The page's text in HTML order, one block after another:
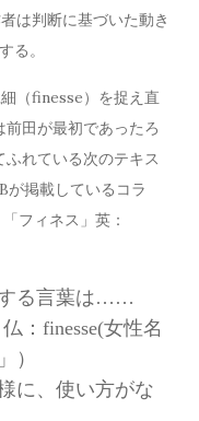
は判断に基づいた動き
る。
（finesse）を捉え直
田が最初であったろ
れている次のテキス
掲載しているコラ
フィネス」英：
する言葉は……
：finesse(女性名
）
に、使い方がな